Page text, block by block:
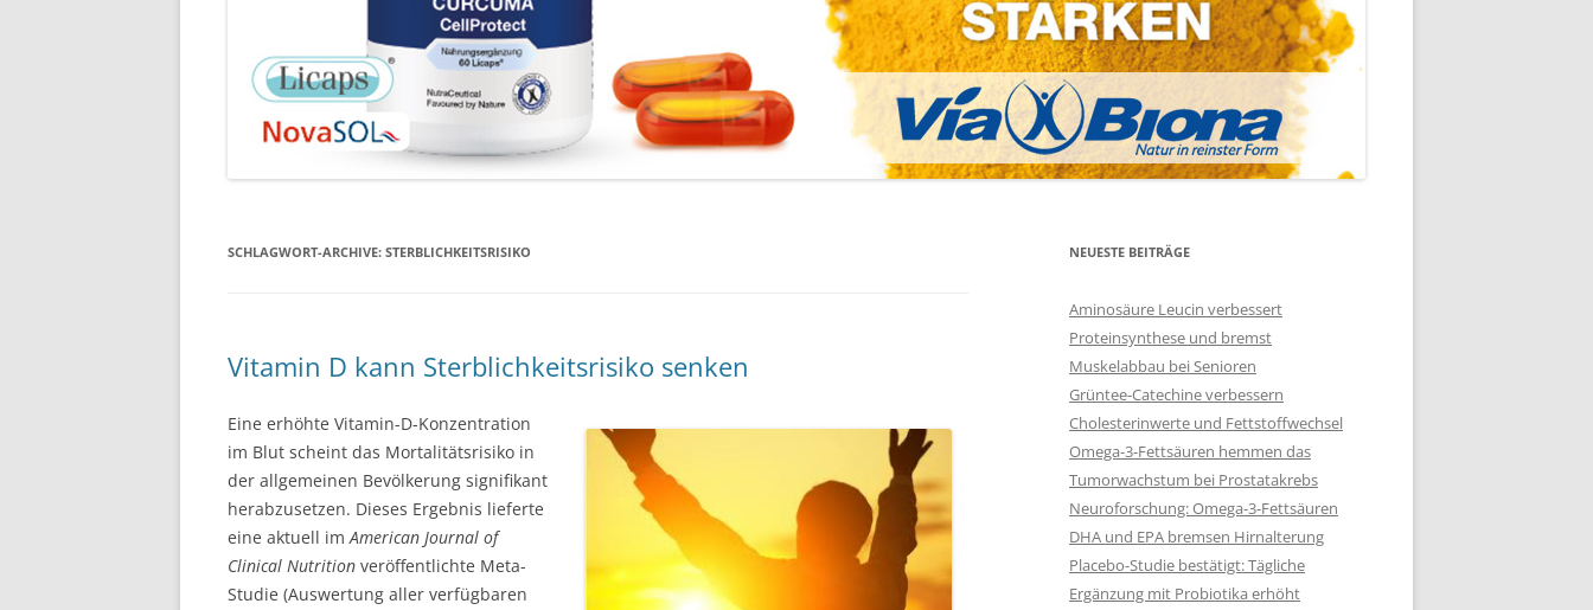
SCHLAGWORT-ARCHIVE: STERBLICHKEITSRISIKO
Vitamin D kann Sterblichkeitsrisiko senken
Eine erhöhte Vitamin-D-Konzentration
im Blut scheint das Mortalitätsrisiko in
der allgemeinen Bevölkerung signifikant
herabzusetzen. Dieses Ergebnis lieferte
eine aktuell imAmerican Journal of
Clinical Nutrition veröffentlichte Meta-
Studie (Auswertung aller verfügbaren
NEUESTE BEITRÄGE
Aminosäure Leucin verbessert
Proteinsynthese und bremst
Muskelabbau bei Senioren
Grüntee-Catechine verbessern
Cholesterinwerte und Fettstoffwechsel
Omega-3-Fettsäuren hemmen das
Tumorwachstum bei Prostatakrebs
Neuroforschung: Omega-3-Fettsäuren
DHA und EPA bremsen Hirnalterung
Placebo-Studie bestätigt: Tägliche
Ergänzung mit Probiotika erhöht